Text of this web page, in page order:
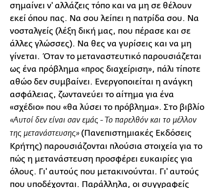
σημαίνει ν' αλλάζεις τόπο και να μη σε θέλουν
εκεί όπου πας. Να σου λείπει η πατρίδα σου. Να
νοσταλγείς (λέξη δική μας, που πέρασε και σε
άλλες γλώσσες). Να θες να γυρίσεις και να μη
γίνεται. Όταν το μεταναστευτικό παρουσιάζεται
ως ένα πρόβλημα «προς διαχείριση», πάλι τίποτε
αθώο δεν συμβαίνει. Ενεργοποιείται η ανάγκη
ασφάλειας, ζωντανεύει το αίτημα για ένα
«σχέδιο» που «θα λύσει το πρόβλημα». Στο βιβλίο
«Αυτοί δεν είναι σαν εμάς - Το παρελθόν και το μέλλον
της μετανάστευσης» (Πανεπιστημιακές Εκδόσεις
Κρήτης) παρουσιάζονται πλούσια στοιχεία για το
πώς η μετανάστευση προσφέρει ευκαιρίες για
όλους. Γι' αυτούς που μετακινούνται. Γι' αυτούς
που υποδέχονται. Παράλληλα, οι συγγραφείς